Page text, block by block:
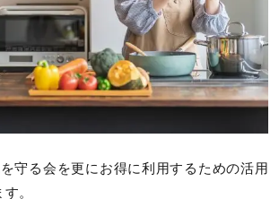
守る会を更にお得に利用するための活用
。